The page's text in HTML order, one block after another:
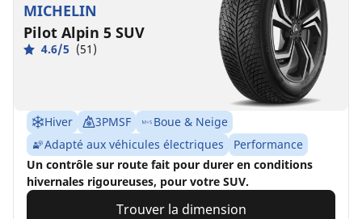
MICHELIN
Pilot Alpin 5 SUV
4.6/5 (51)
Hiver 3PMSF
Boue & Neige
Adapté aux véhicules électriques
Performance
Un contrôle sur route fait pour durer en conditions
hivernales rigoureuses, pour votre SUV.
Trouver la dimension